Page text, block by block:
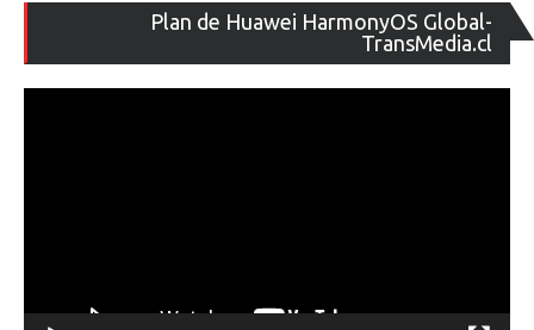
Plan de Huawei HarmonyOS Global-
TransMedia.cl
de